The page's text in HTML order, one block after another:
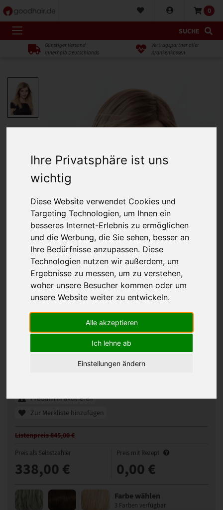
Ihre Privatsphäre ist uns
wichtig
Diese Website verwendet Cookies und
Targeting Technologien, um Ihnen ein
besseres Internet-Erlebnis zu ermöglichen
und die Werbung, die Sie sehen, besser an
Ihre Bedürfnisse anzupassen. Diese
Technologien nutzen wir außerdem, um
Ergebnisse zu messen, um zu verstehen,
woher unsere Besucher kommen oder um
unsere Website weiter zu entwickeln.
Alle akzeptieren
Ich lehne ab
Einstellungen ändern
0
SUCHE
Günstiger Versand
innerhalb Deutschlands
Vertragspartner aller
Krankenkassen
Gisela Mayer Hi Run Perücke
Champagne balayage (14/88+8)
Preisalarm aktivieren
Zur Merkliste hinzufügen
Listenpreis 845,00 €
Preis als Selbstzahler
338,00 €
Preis mit Rezept
0,00 €
Farbe wählen
3 Farben verfügbar